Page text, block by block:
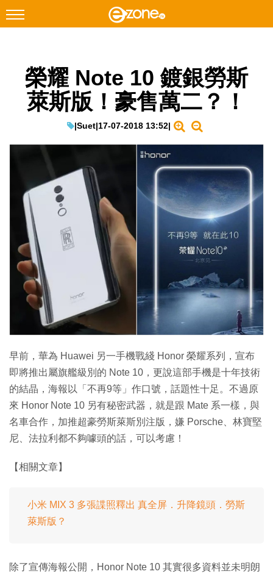
Facebook Instagram
科技焦點
遊戲動漫
EduTech
IT Times
生成式AI與雲端應用
Enterprise Digital Transformation
特集
榮耀 Note 10 鍍銀勞斯
萊斯版！豪售萬二？！
|Suet|17-07-2018 13:52|
早前，華為 Huawei 另一手機戰綫 Honor 榮耀系列，宣布
即將推出屬旗艦級別的 Note 10，更說這部手機是十年技術
的結晶，海報以「不再9等」作口號，話題性十足。不過原
來 Honor Note 10 另有秘密武器，就是跟 Mate 系一樣，與
名車合作，加推超豪勞斯萊斯別注版，嫌 Porsche、林寶堅
尼、法拉利都不夠噱頭的話，可以考慮！
【相關文章】
小米 MIX 3 多張諜照釋出 真全屏．升降鏡頭．勞斯
萊斯版？
除了宣傳海報公開，Honor Note 10 其實很多資料並未明朗